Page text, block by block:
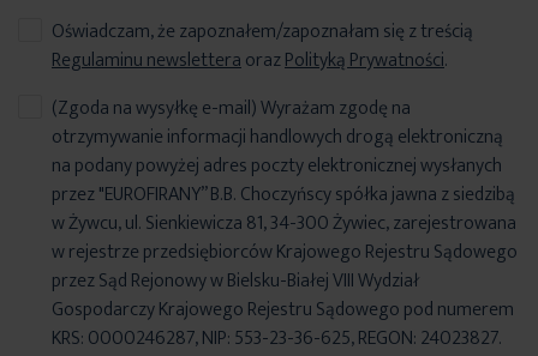
Oświadczam, że zapoznałem/zapoznałam się z treścią
Regulaminu newsletteraorazPolityką Prywatności.
(Zgoda na wysyłkę e-mail) Wyrażam zgodę na
otrzymywanie informacji handlowych drogą elektroniczną
na podany powyżej adres poczty elektronicznej wysłanych
przez "EUROFIRANY” B.B. Choczyńscy spółka jawna z siedzibą
w Żywcu, ul. Sienkiewicza 81, 34-300 Żywiec, zarejestrowana
w rejestrze przedsiębiorców Krajowego Rejestru Sądowego
przez Sąd Rejonowy w Bielsku-Białej VIII Wydział
Gospodarczy Krajowego Rejestru Sądowego pod numerem
KRS: 0000246287, NIP: 553-23-36-625, REGON: 24023827.